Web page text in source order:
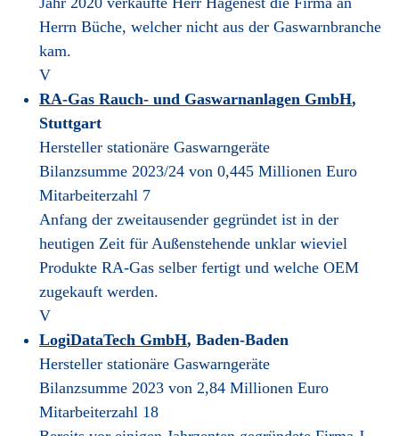
Herrn Büche, welcher nicht aus der Gaswarnbranche
kam.
V
RA-Gas Rauch- und Gaswarnanlagen GmbH,
Stuttgart
Hersteller stationäre Gaswarngeräte
Bilanzsumme 2023/24 von 0,445 Millionen Euro
Mitarbeiterzahl 7
Anfang der zweitausender gegründet ist in der
heutigen Zeit für Außenstehende unklar wieviel
Produkte RA-Gas selber fertigt und welche OEM
zugekauft werden.
V
LogiDataTech GmbH, Baden-Baden
Hersteller stationäre Gaswarngeräte
Bilanzsumme 2023 von 2,84 Millionen Euro
Mitarbeiterzahl 18